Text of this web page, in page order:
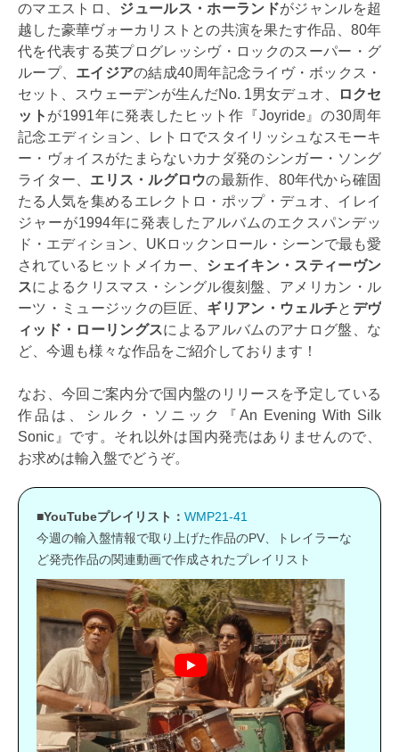
のマエストロ、 ジュールス・ホーランドがジャンルを超
越した豪華ヴォーカリストとの共演を果たす作品、80年
代を代表する英プログレッシヴ・ロックのスーパー・グ
ループ、 エイジアの結成40周年記念ライヴ・ボックス・
セット、スウェーデンが生んだNo. 1男女デュオ、
ロクセ
ット が1991年に発表したヒット作『Joyride』の30周年
記念エディション、レトロでスタイリッシュなスモーキ
ー・ヴォイスがたまらないカナダ発のシンガー・ソング
ライター、 エリス・ルグロウの最新作、80年代から確固
たる人気を集めるエレクトロ・ポップ・デュオ、イレイ
ジャーが1994年に発表したアルバムのエクスパンデッ
ド・エディション、UKロックンロール・シーンで最も愛
されているヒットメイカー、 シェイキン・スティーヴン
スによるクリスマス・シングル復刻盤、アメリカン・ル
ーツ・ミュージックの巨匠、 ギリアン・ウェルチと デヴ
ィッド・ローリングスによるアルバムのアナログ盤、な
ど、今週も様々な作品をご紹介しております！
なお、今回ご案内分で国内盤のリリースを予定している
作品は、シルク・ソニック『An Evening With Silk
Sonic』です。それ以外は国内発売はありませんので、
お求めは輸入盤でどうぞ。
■YouTubeプレイリスト： WMP21-41
今週の輸入盤情報で取り上げた作品のPV、トレイラーな
ど発売作品の関連動画で作成されたプレイリスト